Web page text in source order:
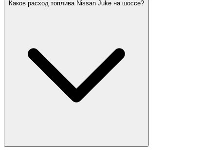
Каков расход топлива Nissan Juke на шоссе?